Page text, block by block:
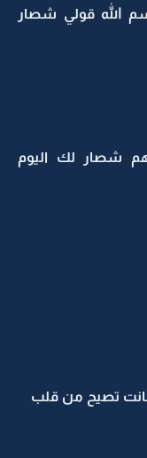
الله قولي شصار
شصار لك اليوم
تصيح من قلب